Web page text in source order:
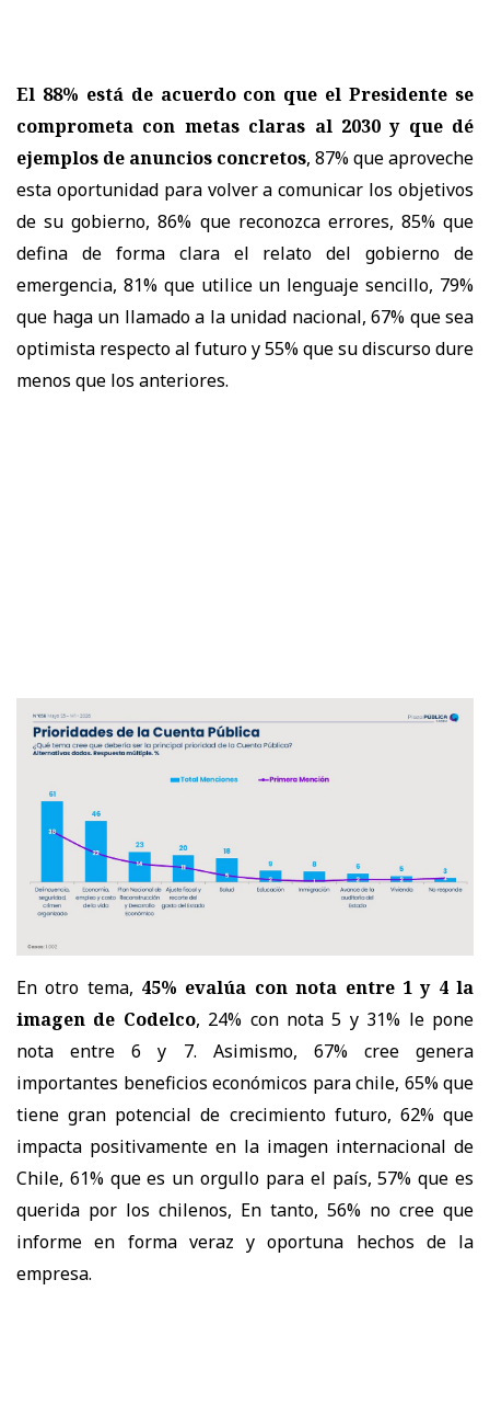
El 88% está de acuerdo con que el Presidente se
comprometa con metas claras al 2030 y que dé
ejemplos de anuncios concretos, 87% que aproveche
esta oportunidad para volver a comunicar los objetivos
de su gobierno, 86% que reconozca errores, 85% que
defina de forma clara el relato del gobierno de
emergencia, 81% que utilice un lenguaje sencillo, 79%
que haga un llamado a la unidad nacional, 67% que sea
optimista respecto al futuro y 55% que su discurso dure
menos que los anteriores.
En otro tema, 45% evalúa con nota entre 1 y 4 la
imagen de Codelco, 24% con nota 5 y 31% le pone
nota entre 6 y 7. Asimismo, 67% cree genera
importantes beneficios económicos para chile, 65% que
tiene gran potencial de crecimiento futuro, 62% que
impacta positivamente en la imagen internacional de
Chile, 61% que es un orgullo para el país, 57% que es
querida por los chilenos, En tanto, 56% no cree que
informe en forma veraz y oportuna hechos de la
empresa.